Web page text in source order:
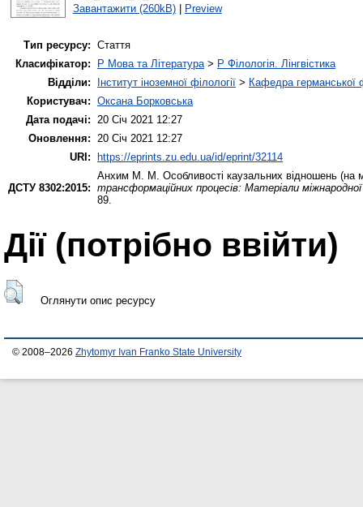
Завантажити (260kB)| Preview
Тип ресурсу: Стаття
Класифікатор:
P Мова та Література> P Філологія. Лінгвістика
Відділи:
Інститут іноземної філології > Кафедра германської
Користувач: Оксана Борковська
Дата подачі: 20 Січ 2021 12:27
Оновлення: 20 Січ 2021 12:27
URI:
https://eprints.zu.edu.ua/id/eprint/32114
ДСТУ 8302:2015:
Анхим М. М. Особливості каузальних відношень (на
трансформаційних процесів: Матеріали
89.
Дії ​​(потрібно ввійти)
Оглянути опис ресурсу
© 2008–2026 Zhytomyr Ivan Franko State University